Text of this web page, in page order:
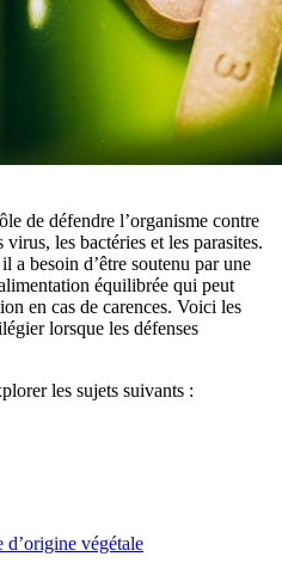
de défendre l’organisme contre
les bactéries et les parasites.
a besoin d’être soutenu par une
équilibrée qui peut
en cas de carences. Voici les
lorsque les défenses
les sujets suivants :
végétale